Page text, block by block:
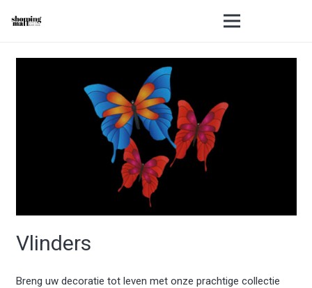
Vlinders
Breng uw decoratie tot leven met onze prachtige collectie